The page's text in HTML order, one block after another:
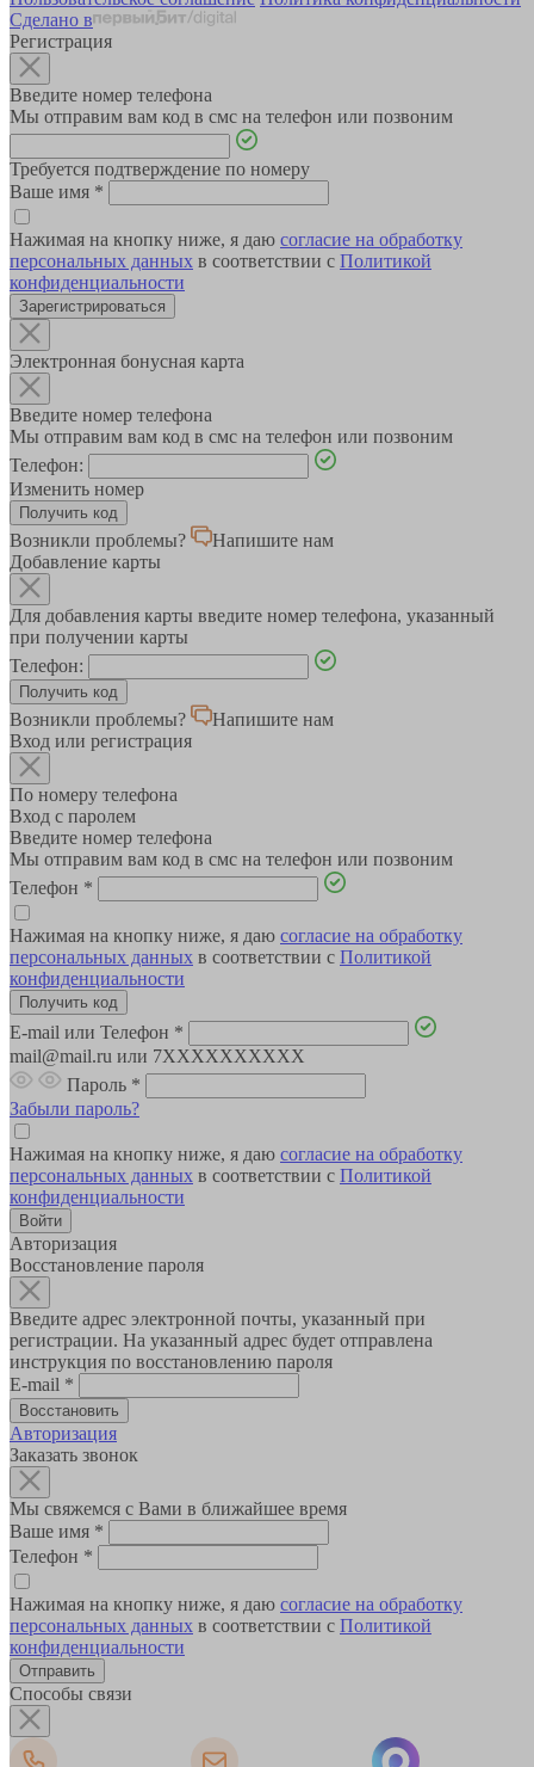
Сделано в
Регистрация
Введите номер телефона
Мы отправим вам код в смс на телефон или позвоним
Требуется подтверждение по номеру
Ваше имя *
Нажимая на кнопку ниже, я даю согласие на обработку
персональных данных в соответствии с Политикой
конфиденциальности
Зарегистрироваться
Электронная бонусная карта
Введите номер телефона
Мы отправим вам код в смс на телефон или позвоним
Телефон:
Изменить номер
Возникли проблемы?
Напишите нам
Добавление карты
Для добавления карты введите номер телефона, указанный
при получении карты
Телефон:
Возникли проблемы?
Напишите нам
Вход или регистрация
По номеру телефона
Вход с паролем
Введите номер телефона
Мы отправим вам код в смс на телефон или позвоним
Телефон *
Нажимая на кнопку ниже, я даю согласие на обработку
персональных данных в соответствии с Политикой
конфиденциальности
E-mail или Телефон *
mail@mail.ru или 7XXXXXXXXXX
Пароль *
Забыли пароль?
Нажимая на кнопку ниже, я даю согласие на обработку
персональных данных в соответствии с Политикой
конфиденциальности
Авторизация
Восстановление пароля
Введите адрес электронной почты, указанный при
регистрации. На указанный адрес будет отправлена
инструкция по восстановлению пароля
E-mail *
Авторизация
Заказать звонок
Мы свяжемся с Вами в ближайшее время
Ваше имя *
Телефон *
Нажимая на кнопку ниже, я даю согласие на обработку
персональных данных в соответствии с Политикой
конфиденциальности
Способы связи